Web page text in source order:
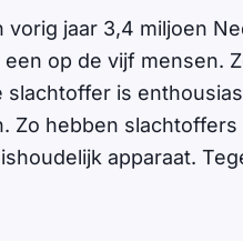
vorig jaar 3,4 miljoen
op de vijf mensen.
slachtoffer is
Zo hebben
apparaat.